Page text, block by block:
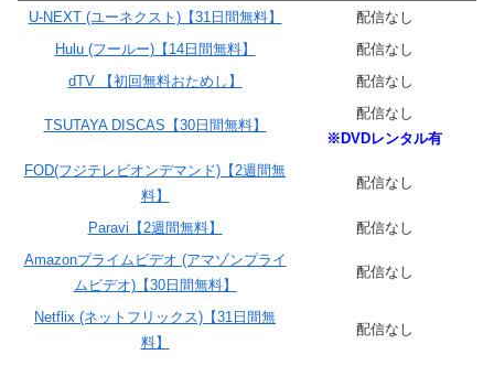
U-NEXT (ユーネクスト)【31日間無料】
配信なし
Hulu (フールー)【14日間無料】
配信なし
dTV 【初回無料おためし】
配信なし
TSUTAYA DISCAS【30日間無料】
配信なし
※DVDレンタル有
FOD(フジテレビオンデマンド)【2週間無
料】
配信なし
Paravi【2週間無料】
配信なし
Amazonプライムビデオ (アマゾンプライ
ムビデオ)【30日間無料】
配信なし
Netflix (ネットフリックス)【31日間無
料】
配信なし